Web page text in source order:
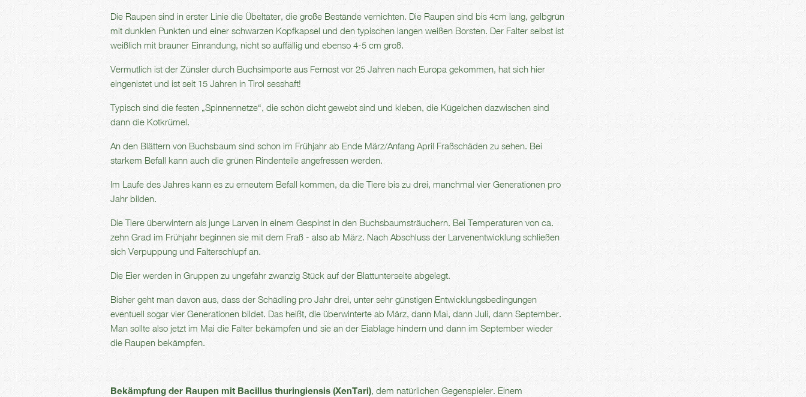
Die Raupen sind in erster Linie die Übeltäter, die große Bestände vernichten. Die Raupen sind bis 4cm lang, gelbgrün
mit dunklen Punkten und einer schwarzen Kopfkapsel und den typischen langen weißen Borsten. Der Falter selbst ist
weißlich mit brauner Einrandung, nicht so auffällig und ebenso 4-5 cm groß.
Vermutlich ist der Zünsler durch Buchsimporte aus Fernost vor 25 Jahren nach Europa gekommen, hat sich hier
eingenistet und ist seit 15 Jahren in Tirol sesshaft!
Typisch sind die festen „Spinnennetze“, die schön dicht gewebt sind und kleben, die Kügelchen dazwischen sind
dann die Kotkrümel.
An den Blättern von Buchsbaum sind schon im Frühjahr ab Ende März/Anfang April Fraßschäden zu sehen. Bei
starkem Befall kann auch die grünen Rindenteile angefressen werden.
Im Laufe des Jahres kann es zu erneutem Befall kommen, da die Tiere bis zu drei, manchmal vier Generationen pro
Jahr bilden.
Die Tiere überwintern als junge Larven in einem Gespinst in den Buchsbaumsträuchern. Bei Temperaturen von ca.
zehn Grad im Frühjahr beginnen sie mit dem Fraß - also ab März. Nach Abschluss der Larvenentwicklung schließen
sich Verpuppung und Falterschlupf an.
Die Eier werden in Gruppen zu ungefähr zwanzig Stück auf der Blattunterseite abgelegt.
Bisher geht man davon aus, dass der Schädling pro Jahr drei, unter sehr günstigen Entwicklungsbedingungen
eventuell sogar vier Generationen bildet. Das heißt, die überwinterte ab März, dann Mai, dann Juli, dann September.
Man sollte also jetzt im Mai die Falter bekämpfen und sie an der Eiablage hindern und dann im September wieder
die Raupen bekämpfen.
Bekämpfung der Raupen mit Bacillus thuringiensis (XenTari), dem natürlichen Gegenspieler. Einem